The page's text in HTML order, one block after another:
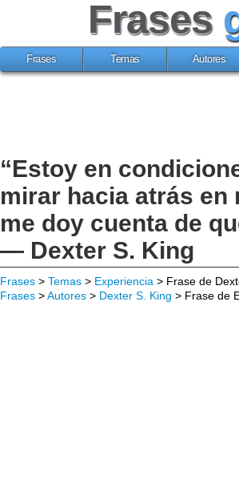
Frases
Frases Temas Autores
“Estoy en
mirar hacia atrás en
me doy cuenta de
— Dexter S. King
Frases > Temas > Experiencia > Frase de
Frases >Autores > Dexter S. King > Frase de